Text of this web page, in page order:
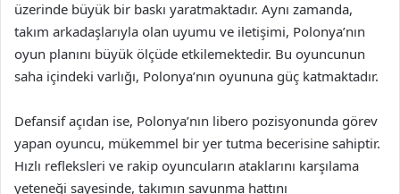
üzerinde büyük bir baskı yaratmaktadır. Aynı zamanda,
takım arkadaşlarıyla olan uyumu ve iletişimi, Polonya’nın
oyun planını büyük ölçüde etkilemektedir. Bu oyuncunun
saha içindeki varlığı, Polonya’nın oyununa güç katmaktadır.
Defansif açıdan ise, Polonya’nın libero pozisyonunda görev
yapan oyuncu, mükemmel bir yer tutma becerisine sahiptir.
Hızlı refleksleri ve rakip oyuncuların ataklarını karşılama
yeteneği sayesinde, takımın savunma hattını